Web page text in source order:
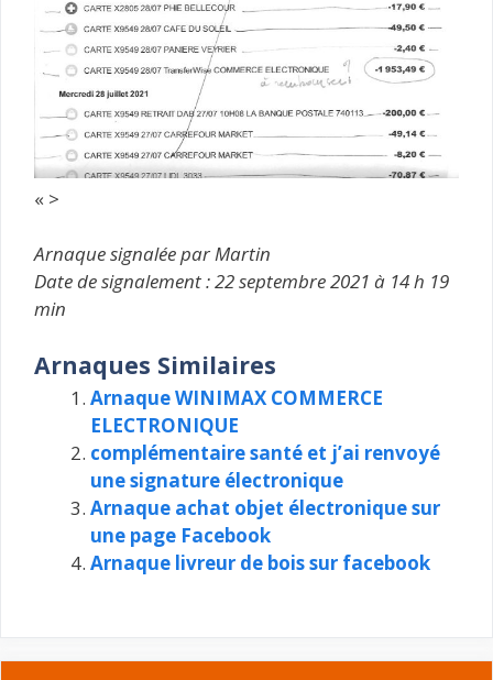
« >
Arnaque signalée par Martin
Date de signalement : 22 septembre 2021 à 14 h 19
min
Arnaques Similaires
Arnaque WINIMAX COMMERCE
ELECTRONIQUE
complémentaire santé et j’ai renvoyé
une signature électronique
Arnaque achat objet électronique sur
une page Facebook
Arnaque livreur de bois sur facebook